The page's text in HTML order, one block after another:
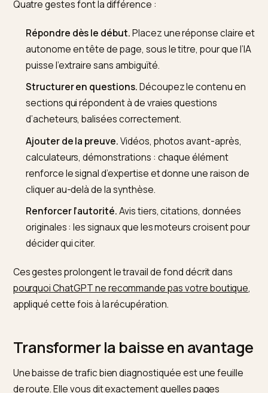
n’est donc pas de fuir les AI Overviews, mais d’y
retour sur l’effort est rapide : les e-commerçants qui
restructuré leur contenu voient leurs pages
les sources citées en six à douze semaines, soit bien
plus vite que sur le SEO classique.
Le plan de récupération en
gestes
Restructurer ne veut pas dire diluer. Comme le
l’analyse du marché français,tout le monde ne perd
du trafic, certains en gagnent en adaptant leur
Quatre gestes font la différence :
Répondre dès le début.Placez une réponse
autonome en tête de page, sous le titre, pour que
puisse l’extraire sans ambiguïté.
sections qui répondent à de vraies questions
Ajouter de la preuve.Vidéos, photos avant-après,